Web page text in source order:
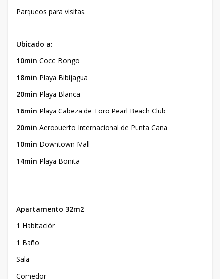
Parqueos para visitas.
Ubicado a:
10min Coco Bongo
18min Playa Bibijagua
20min Playa Blanca
16min Playa Cabeza de Toro Pearl Beach Club
20min Aeropuerto Internacional de Punta Cana
10min Downtown Mall
14min Playa Bonita
Apartamento 32m2
1 Habitación
1 Baño
Sala
Comedor